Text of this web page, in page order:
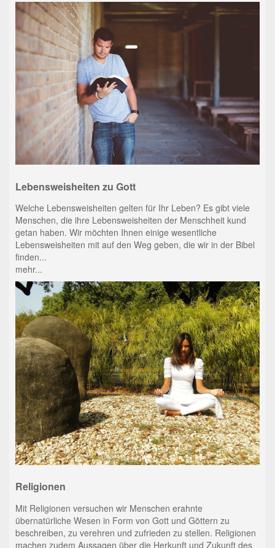
Lebensweisheiten zu Gott
Welche Lebensweisheiten gelten für Ihr Leben? Es gibt viele
Menschen, die ihre Lebensweisheiten der Menschheit kund
getan haben. Wir möchten Ihnen einige wesentliche
Lebensweisheiten mit auf den Weg geben, die wir in der Bibel
finden...
mehr...
Religionen
Mit Religionen versuchen wir Menschen erahnte
übernatürliche Wesen in Form von Gott und Göttern zu
beschreiben, zu verehren und zufrieden zu stellen. Religionen
machen zudem Aussagen über die Herkunft und Zukunft des